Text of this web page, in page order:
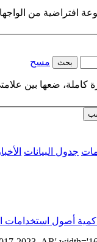
افتراضية من
بحث مسح
كاملة، ضعها بين
جدول البيانات الأخبار
أصول استخدامات